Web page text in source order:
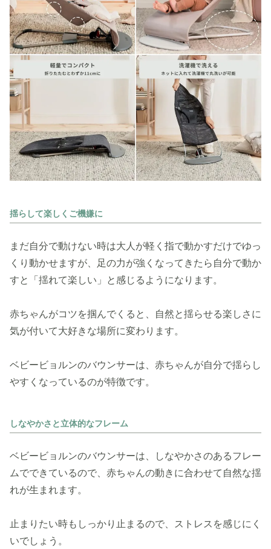
揺らして楽しくご機嫌に
まだ自分で動けない時は大人が軽く指で動かすだけでゆっ
くり動かせますが、足の力が強くなってきたら自分で動か
すと「揺れて楽しい」と感じるようになります。
赤ちゃんがコツを掴んでくると、自然と揺らせる楽しさに
気が付いて大好きな場所に変わります。
ベビービョルンのバウンサーは、赤ちゃんが自分で揺らし
やすくなっているのが特徴です。
しなやかさと立体的なフレーム
ベビービョルンのバウンサーは、しなやかさのあるフレー
ムでできているので、赤ちゃんの動きに合わせて自然な揺
れが生まれます。
止まりたい時もしっかり止まるので、ストレスを感じにく
いでしょう。